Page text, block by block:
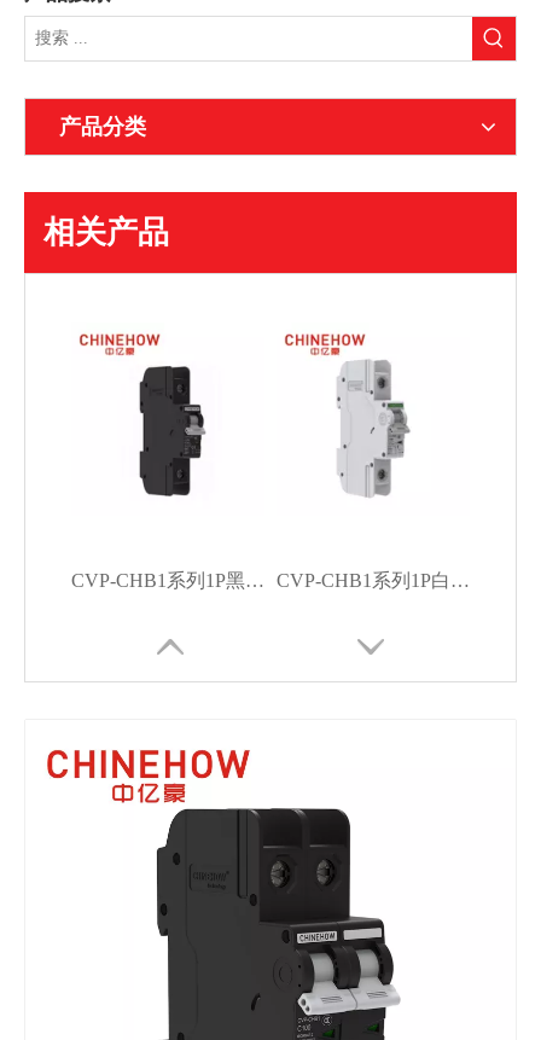
产品分类
相关产品
CVP-CHB1系列1P黑色小型断路器 CVP-CHB1系列1P白色微型断路器